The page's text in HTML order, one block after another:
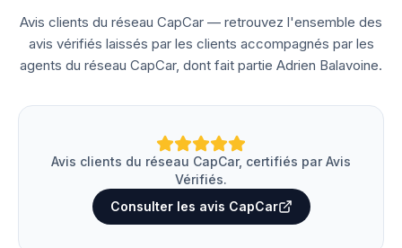
Avis clients du réseau CapCar — retrouvez l'ensemble des
avis vérifiés laissés par les clients accompagnés par les
agents du réseau CapCar, dont fait partie Adrien Balavoine.
Avis clients du réseau CapCar, certifiés par Avis
Vérifiés.
Consulter les avis CapCar